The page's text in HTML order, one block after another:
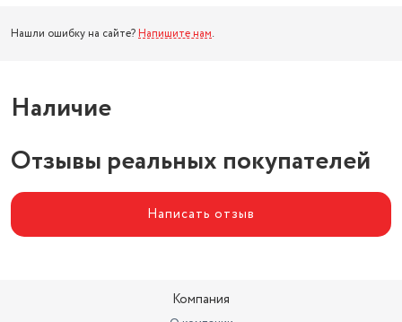
Нашли ошибку на сайте? Напишите нам.
Наличие
Отзывы реальных покупателей
Написать отзыв
Компания